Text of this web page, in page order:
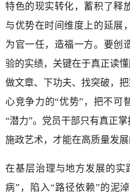
特色的现实转化，蓄积了释
与优势在时间维度上的延展
为官一任，造福一方。要创
验的实绩，关键在于真正读
做文章、下功夫、找突破，
心竞争力的“优势”，把不可
“潜力”。党员干部只有真正
施政艺术，才能在高质量发展
在基层治理与地方发展的实
病”，陷入“路径依赖”的泥